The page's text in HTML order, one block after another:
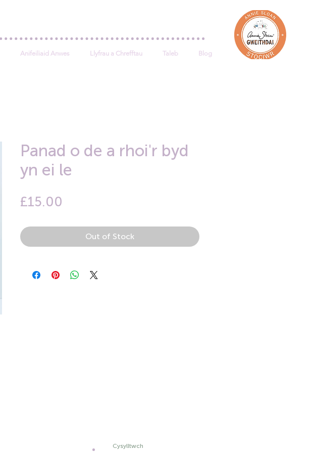
Anifeiliaid Anwes Llyfrau a Chrefftau Taleb Blog
Panad o de a rhoi'r byd
yn ei le
£15.00
Out of Stock
Cysylltwch